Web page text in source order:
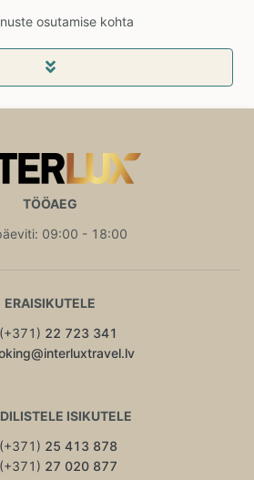
osutamise kohta
TÖÖAEG
09:00 - 18:00
ERAISIKUTELE
(+371) 22 723 341
ISIKUTELE
(+371) 25 413 878
(+371) 27 020 877